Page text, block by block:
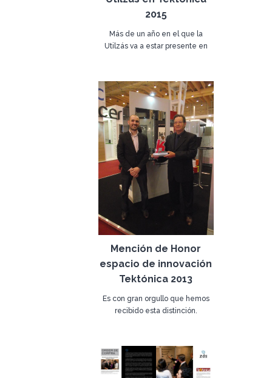
2015
Más de un año en el que la
Utilzás va a estar presente en
novedades.
Mención de Honor
espacio de innovación
Tektónica 2013
Es con gran orgullo que hemos
recibido esta distinción.
por su versatilidad, ya que se
adapta al espacio que se
destina.